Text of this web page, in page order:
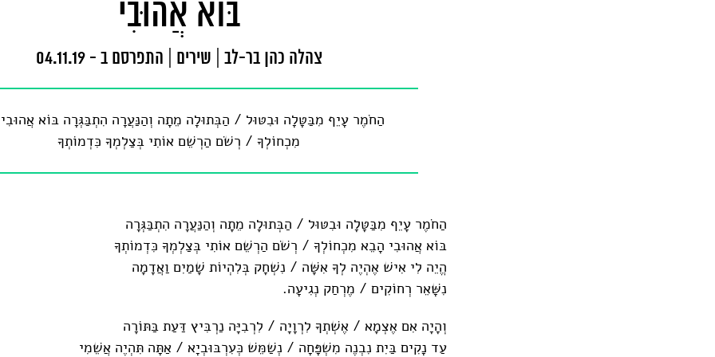
בּוֹא אֲהוּבִי
צהלה כהן בר-לב שירים התפרסם ב - 04.11.19
הַחֹמֶר עָיֵף מִבַּטָּלָה וּבִטּוּל / הַבְּתוּלָה מֵתָה וְהַנַּעֲרָה הִתְבַּגְּרָה בּ‍ו‍ֹא
מִכְחוֹלְךָ / רְשֹׁם הַרְשֵׁם אוֹתִי בְּצַלְמְךָ כִּדְמוֹתְךָ
הַחֹמֶר עָיֵף מִבַּטָּלָה וּבִטּוּל / הַבְּתוּלָה מֵתָה וְהַנַּעֲרָה הִתְבַּגְּרָה
בּ‍ו‍ֹא אֲהוּבִי הָבֵא מִכְחוֹלְךָ / רְשֹׁם הַרְשֵׁם אוֹתִי בְּצַלְמְךָ כִּדְמוֹתְךָ
הֱיֵה לִי אִישׁ אֶהְיֶה לְךָ אִשָּׁה / נִשְׁחָק בְּלִהְיוֹת שָׁמַיִם וַאֲדָמָה
נִשָּׁאֵר רְחוֹקִים / מֶרְחַק נְגִיעָה.
וְהָיָה אִם אֶצְמָא / אֶשְׁתְךָ לִרְוָיָה / לִרְבִיָּה נַרְבִּיץ דַּעַת בַּתּוֹרָה
עַד נָקִים בַּיִת נִבְנֶה מִשְׁפָּחָה / נְשַׁמֵּשׁ כְּעִרְבּוּבְיָא / אַתָּה תִּהְיֶה אֲשֵׁמִי